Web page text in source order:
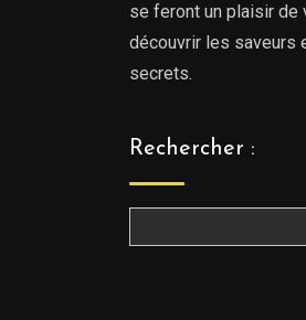
se feront un plaisir de
découvrir les saveurs
secrets.
Rechercher :